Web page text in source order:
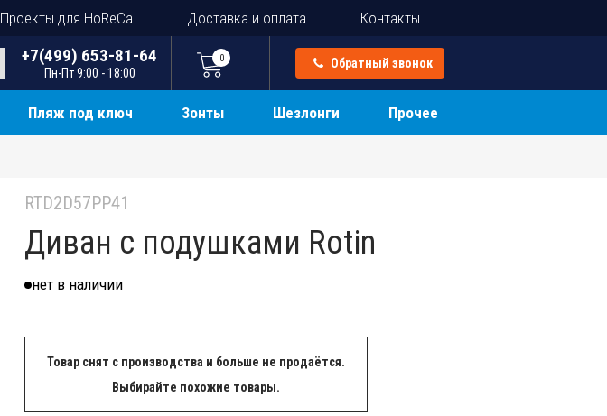
Проекты для HoReCa Доставка и оплата Контакты
+7(499) 653-81-64
Пн-Пт 9:00 - 18:00
0 Обратный звонок
Пляж под ключ Зонты Шезлонги Прочее
RTD2D57PP41
Диван с подушками Rotin
нет в наличии
Товар снят с производства и больше не продаётся.
Выбирайте похожие товары.